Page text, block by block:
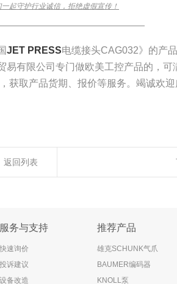
起守护行业诚信，拒绝虚假宣传！
JET PRESS电缆接头CAG032》的产
易有限公司专门做欧美工控产品的，可
获取产品货期、报价等服务。竭诚欢
返回列表
服务与支持
快速询价
投诉建议
设备改造
推荐产品
雄克SCHUNK气爪
BAUMER编码器
KNOLL泵